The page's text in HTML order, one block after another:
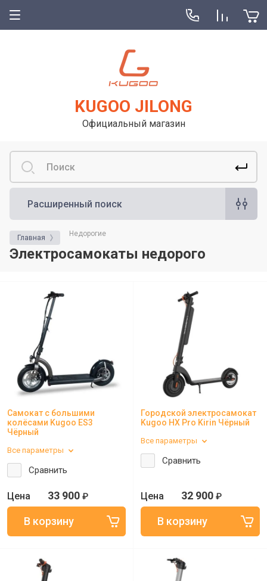
KUGOO JILONG
Официальный магазин
Расширенный поиск
Главная Недорогие
Электросамокаты недорого
Самокат с большими
колёсами Kugoo ES3
Чёрный
Все параметры
Сравнить
33 900 ₽
Городской электросамокат
Kugoo HX Pro Kirin Чёрный
Все параметры
Сравнить
32 900 ₽